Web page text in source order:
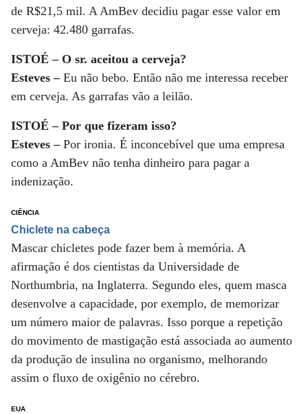
de R$21,5 mil. A AmBev decidiu pagar esse valor em
cerveja: 42.480 garrafas.
ISTOÉ – O sr. aceitou a cerveja?
Esteves –Eu não bebo. Então não me interessa receber
em cerveja. As garrafas vão a leilão.
ISTOÉ – Por que fizeram isso?
Esteves –Por ironia. É inconcebível que uma empresa
como a AmBev não tenha dinheiro para pagar a
indenização.
CIÊNCIA
Chiclete na cabeça
Mascar chicletes pode fazer bem à memória. A
afirmação é dos cientistas da Universidade de
Northumbria, na Inglaterra. Segundo eles, quem masca
desenvolve a capacidade, por exemplo, de memorizar
um número maior de palavras. Isso porque a repetição
do movimento de mastigação está associada ao aumento
da produção de insulina no organismo, melhorando
assim o fluxo de oxigênio no cérebro.
EUA